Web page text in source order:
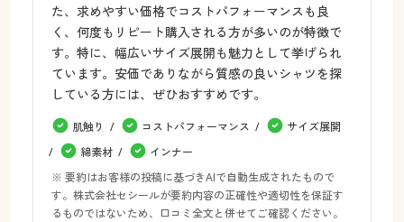
た、求めやすい価格でコストパフォーマンスも良
く、何度もリピート購入される方が多いのが特徴で
す。特に、幅広いサイズ展開も魅力として挙げられ
ています。安価でありながら質感の良いシャツを探
している方には、ぜひおすすめです。
肌触り コストパフォーマンス
サイズ展開
綿素材
インナー
※ 要約はお客様の投稿に基づきAIで自動生成されたもので
す。株式会社セシールが要約内容の正確性や適切性を保証す
るものではないため、口コミ全文と併せてご確認ください。